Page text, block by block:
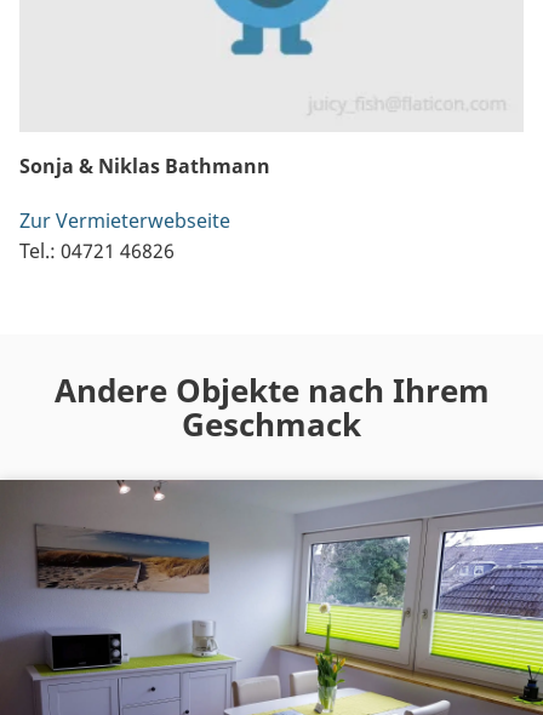
Sonja & Niklas Bathmann
Zur Vermieterwebseite
Tel.: 04721 46826
Andere Objekte nach Ihrem
Geschmack